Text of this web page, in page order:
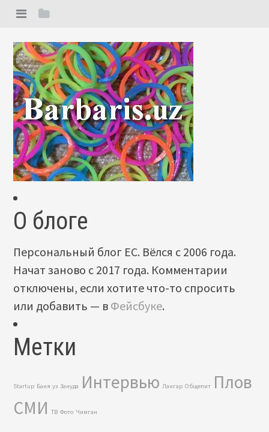
О блоге
Персональный блог ЕС. Вёлся с 2006 года.
Начат заново с 2017 года. Комментарии
отключены, если хотите что-то спросить
или добавить — в Фейсбуке.
Метки
Startup Баня.уз Зануда Интервью Лангар Общепит Плов
СМИ ТВ Фото Чимган